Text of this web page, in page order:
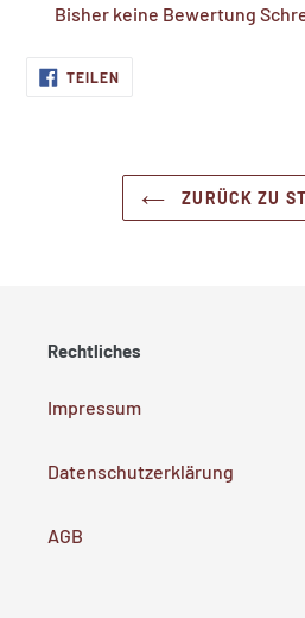
Bisher keine Bewertung
TEILENAUF
FACEBOOK
ZURÜCK ZU
Rechtliches
Impressum
Datenschutzerklärung
AGB